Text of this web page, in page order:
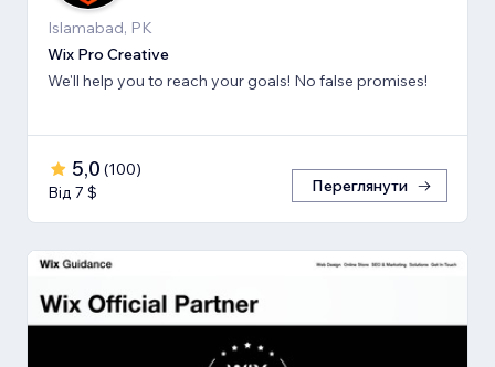
Islamabad, PK
Wix Pro Creative
We'll help you to reach your goals! No false promises!
5,0 (100)
Від 7 $
Переглянути